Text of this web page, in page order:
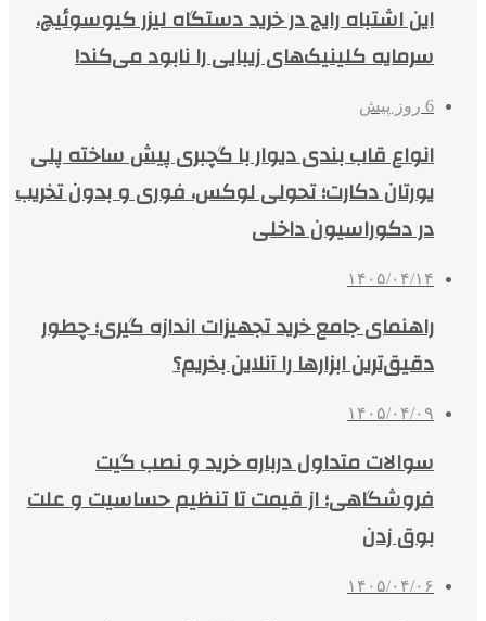
این اشتباه رایج در خرید دستگاه لیزر کیوسوئیچ،
سرمایه کلینیک‌های زیبایی را نابود می‌کند!
6 روز پیش
انواع قاب بندی دیوار با گچبری پیش ساخته پلی
یورتان دکارت؛ تحولی لوکس، فوری و بدون تخریب
در دکوراسیون داخلی
۱۴۰۵/۰۴/۱۴
راهنمای جامع خرید تجهیزات اندازه گیری؛ چطور
دقیق‌ترین ابزارها را آنلاین بخریم؟
۱۴۰۵/۰۴/۰۹
سوالات متداول درباره خرید و نصب گیت
فروشگاهی؛ از قیمت تا تنظیم حساسیت و علت
بوق زدن
۱۴۰۵/۰۴/۰۶